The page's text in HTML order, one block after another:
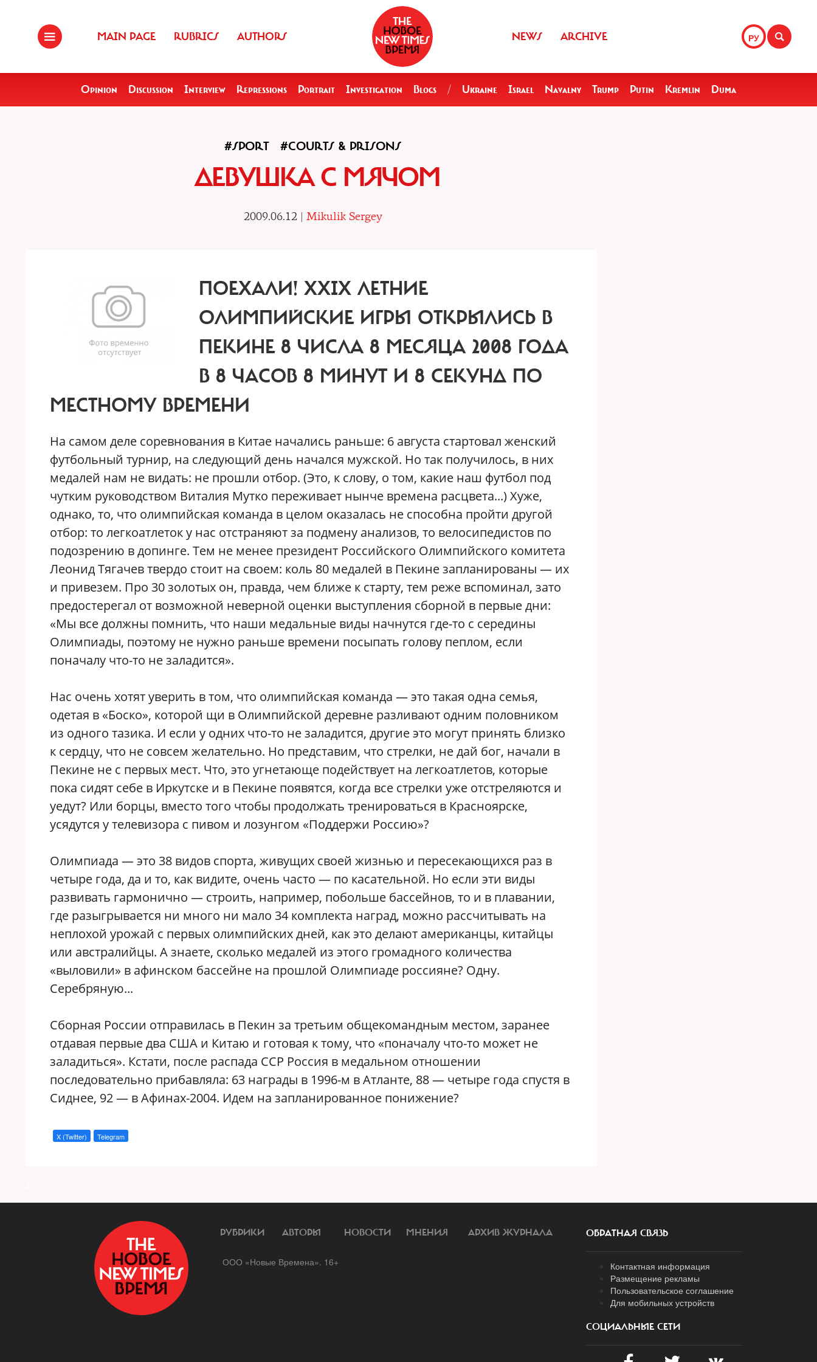
MAIN PAGE RUBRICS AUTHORS РУ
NEWS ARCHIVE
Opinion Discussion Interview Repressions Portrait Investigation Blogs / Ukraine Israel Navalny Trump Putin Kremlin Duma
#SPORT #COURTS & PRISONS
ДЕВУШКА С МЯЧОМ
2009.06.12 | Mikulik Sergey
ПОЕХАЛИ! XXIX ЛЕТНИЕ
ОЛИМПИЙСКИЕ ИГРЫ ОТКРЫЛИСЬ В
ПЕКИНЕ 8 ЧИСЛА 8 МЕСЯЦА 2008 ГОДА
В 8 ЧАСОВ 8 МИНУТ И 8 СЕКУНД ПО
МЕСТНОМУ ВРЕМЕНИ
На самом деле соревнования в Китае начались раньше: 6 августа стартовал женский
футбольный турнир, на следующий день начался мужской. Но так получилось, в них
медалей нам не видать: не прошли отбор. (Это, к слову, о том, какие наш футбол под
чутким руководством Виталия Мутко переживает нынче времена расцвета...) Хуже,
однако, то, что олимпийская команда в целом оказалась не способна пройти другой
отбор: то легкоатлеток у нас отстраняют за подмену анализов, то велосипедистов по
подозрению в допинге. Тем не менее президент Российского Олимпийского комитета
Леонид Тягачев твердо стоит на своем: коль 80 медалей в Пекине запланированы — их
и привезем. Про 30 золотых он, правда, чем ближе к старту, тем реже вспоминал, зато
предостерегал от возможной неверной оценки выступления сборной в первые дни:
«Мы все должны помнить, что наши медальные виды начнутся где-то с середины
Олимпиады, поэтому не нужно раньше времени посыпать голову пеплом, если
поначалу что-то не заладится».
Нас очень хотят уверить в том, что олимпийская команда — это такая одна семья,
одетая в «Боско», которой щи в Олимпийской деревне разливают одним половником
из одного тазика. И если у одних что-то не заладится, другие это могут принять близко
к сердцу, что не совсем желательно. Но представим, что стрелки, не дай бог, начали в
Пекине не с первых мест. Что, это угнетающе подействует на легкоатлетов, которые
пока сидят себе в Иркутске и в Пекине появятся, когда все стрелки уже отстреляются и
уедут? Или борцы, вместо того чтобы продолжать тренироваться в Красноярске,
усядутся у телевизора с пивом и лозунгом «Поддержи Россию»?
Олимпиада — это 38 видов спорта, живущих своей жизнью и пересекающихся раз в
четыре года, да и то, как видите, очень часто — по касательной. Но если эти виды
развивать гармонично — строить, например, побольше бассейнов, то и в плавании,
где разыгрывается ни много ни мало 34 комплекта наград, можно рассчитывать на
неплохой урожай с первых олимпийских дней, как это делают американцы, китайцы
или австралийцы. А знаете, сколько медалей из этого громадного количества
«выловили» в афинском бассейне на прошлой Олимпиаде россияне? Одну.
Серебряную...
Сборная России отправилась в Пекин за третьим общекомандным местом, заранее
отдавая первые два США и Китаю и готовая к тому, что «поначалу что-то может не
заладиться». Кстати, после распада ССР Россия в медальном отношении
последовательно прибавляла: 63 награды в 1996-м в Атланте, 88 — четыре года спустя в
Сиднее, 92 — в Афинах-2004. Идем на запланированное понижение?
X (Twitter) Telegram
РУБРИКИ АВТОРЫ НОВОСТИ МНЕНИЯ АРХИВ ЖУРНАЛА
ООО «Новые Времена». 16+
ОБРАТНАЯ СВЯЗЬ
Контактная информация
Размещение рекламы
Пользовательское соглашение
Для мобильных устройств
СОЦИАЛЬНЫЕ СЕТИ